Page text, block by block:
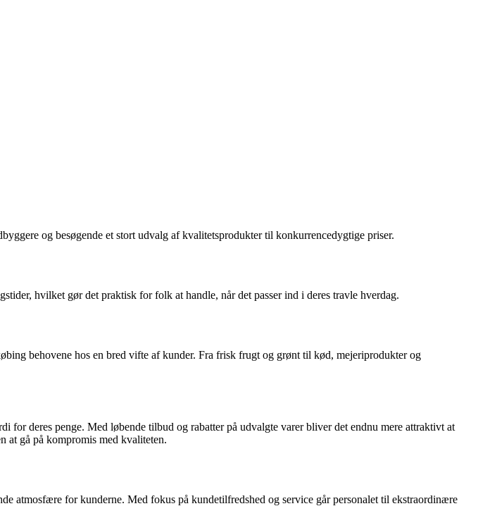
og besøgende et stort udvalg af kvalitetsprodukter til konkurrencedygtige priser.
hvilket gør det praktisk for folk at handle, når det passer ind i deres travle hverdag.
behovene hos en bred vifte af kunder. Fra frisk frugt og grønt til kød, mejeriprodukter og
deres penge. Med løbende tilbud og rabatter på udvalgte varer bliver det endnu mere attraktivt at
at gå på kompromis med kvaliteten.
atmosfære for kunderne. Med fokus på kundetilfredshed og service går personalet til ekstraordinære